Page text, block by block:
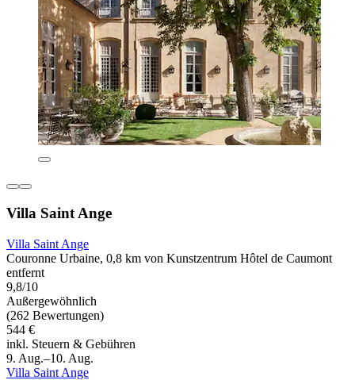
Villa Saint Ange
Villa Saint Ange
Couronne Urbaine, 0,8 km von Kunstzentrum Hôtel de Caumont
entfernt
9,8/10
Außergewöhnlich
(262 Bewertungen)
544 €
inkl. Steuern & Gebühren
9. Aug.–10. Aug.
Villa Saint Ange